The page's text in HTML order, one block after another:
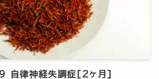
律神経失調症[2ヶ月]